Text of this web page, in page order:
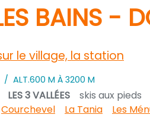
BAINS -
le village, la station
/ ALT.600 M À 3200 M
LES 3 VALLÉES
skis aux pieds
Courchevel La Tania Les